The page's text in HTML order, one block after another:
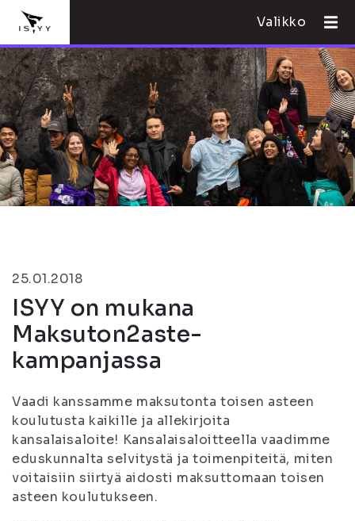
Valikko
25.01.2018
ISYY on mukana
Maksuton2aste-
kampanjassa
Vaadi kanssamme maksutonta toisen asteen
koulutusta kaikille ja allekirjoita
kansalaisaloite! Kansalaisaloitteella vaadimme
eduskunnalta selvitystä ja toimenpiteitä, miten
voitaisiin siirtyä aidosti maksuttomaan toisen
asteen koulutukseen.